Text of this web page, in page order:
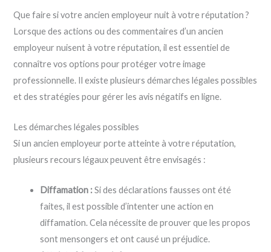
Que faire si votre ancien employeur nuit à votre réputation ?
Lorsque des actions ou des commentaires d’un ancien
employeur nuisent à votre réputation, il est essentiel de
connaître vos options pour protéger votre image
professionnelle. Il existe plusieurs démarches légales possibles
et des stratégies pour gérer les avis négatifs en ligne.
Les démarches légales possibles
Si un ancien employeur porte atteinte à votre réputation,
plusieurs recours légaux peuvent être envisagés :
Diffamation :Si des déclarations fausses ont été
faites, il est possible d’intenter une action en
diffamation. Cela nécessite de prouver que les propos
sont mensongers et ont causé un préjudice.